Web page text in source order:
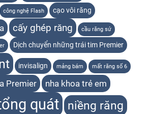
công nghệ Flash cạo vôi răng
cấy ghép răng cầu răng sứ
Dịch chuyển những trái tim Premier
invisalign mảng bám mất răng số 6
Premier nha khoa trẻ em
quát niềng răng